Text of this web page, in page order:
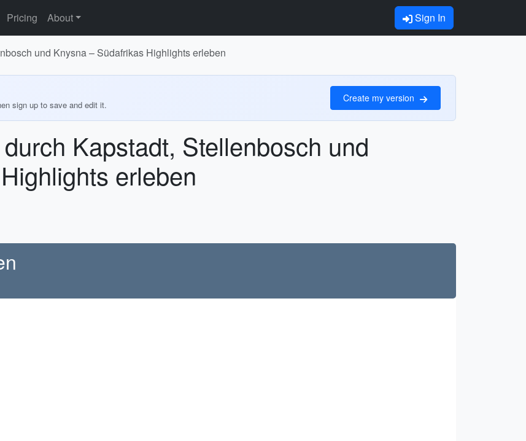
Pricing About Sign In
und Knysna – Südafrikas Highlights erleben
sign up to save and edit it.
Create my version
Kapstadt, Stellenbosch und
erleben